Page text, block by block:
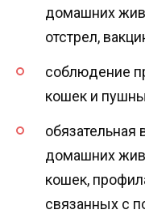
домашних
отстрел,
соблюдение
кошек и
обязательная
домашних
кошек,
связанных с